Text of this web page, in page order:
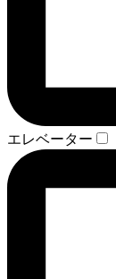
エレベーター